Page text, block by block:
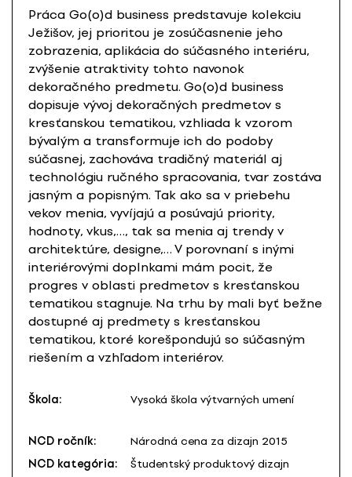
Práca Go(o)d business predstavuje kolekciu
Ježišov, jej prioritou je zosúčasnenie jeho
zobrazenia, aplikácia do súčasného interiéru,
zvýšenie atraktivity tohto navonok
dekoračného predmetu. Go(o)d business
dopisuje vývoj dekoračných predmetov s
kresťanskou tematikou, vzhliada k vzorom
bývalým a transformuje ich do podoby
súčasnej, zachováva tradičný materiál aj
technológiu ručného spracovania, tvar zostáva
jasným a popisným. Tak ako sa v priebehu
vekov menia, vyvíjajú a posúvajú priority,
hodnoty, vkus,…, tak sa menia aj trendy v
architektúre, designe,… V porovnaní s inými
interiérovými doplnkami mám pocit, že
progres v oblasti predmetov s kresťanskou
tematikou stagnuje. Na trhu by mali byť bežne
dostupné aj predmety s kresťanskou
tematikou, ktoré korešpondujú so súčasným
riešením a vzhľadom interiérov.
Škola: Vysoká škola výtvarných umení
NCD ročník:
Národná cena za dizajn 2015
NCD kategória:
Študentský produktový dizajn